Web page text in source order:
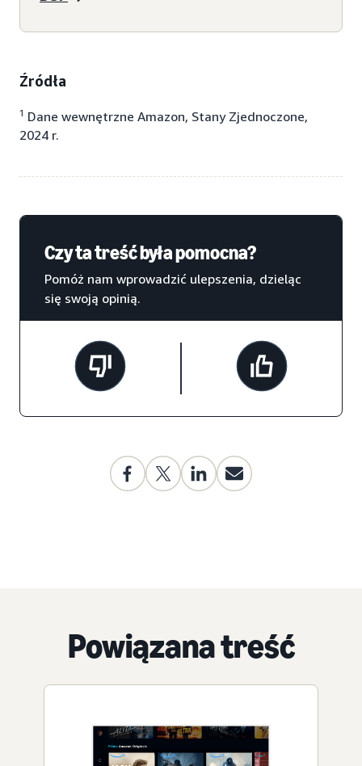
Źródła
1 Dane wewnętrzne Amazon, Stany Zjednoczone,
2024 r.
Czy ta treść była pomocna?
Pomóż nam wprowadzić ulepszenia, dzieląc
się swoją opinią.
Powiązana treść